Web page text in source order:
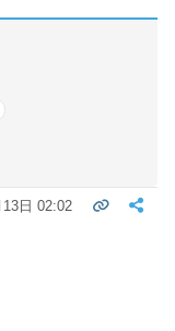
13日 02:02